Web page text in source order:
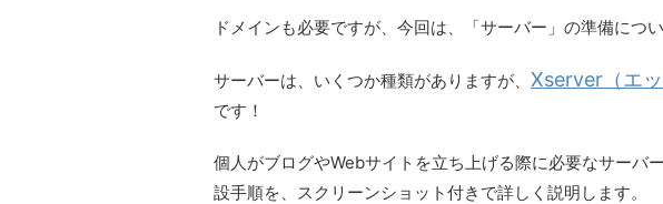
ドメインも必要ですが、今回は、「サーバー」の準備につい
サーバーは、いくつか種類がありますが、 Xserver（エッ
です！
個人がブログやWebサイトを立ち上げる際に必要なサーバ
設手順を、スクリーンショット付きで詳しく説明します。